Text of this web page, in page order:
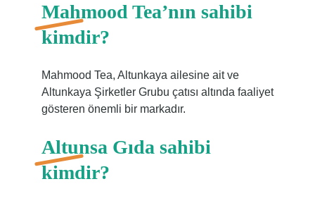
Mahmood Tea’nın sahibi
kimdir?
Mahmood Tea, Altunkaya ailesine ait ve
Altunkaya Şirketler Grubu çatısı altında faaliyet
gösteren önemli bir markadır.
Altunsa Gıda sahibi
kimdir?